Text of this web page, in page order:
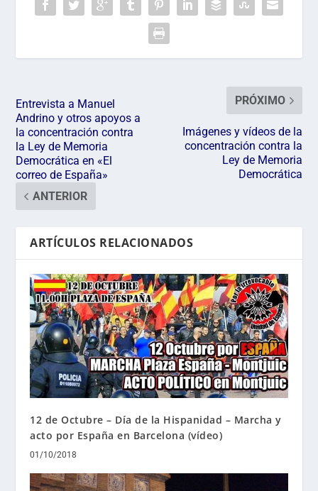
Entrevista a Manuel
Andrino y otros apoyos a
la concentración contra
la Ley de Memoria
Democrática en «El
correo de España»
ANTERIOR
PRÓXIMO
Imágenes y vídeos de la
concentración contra la
Ley de Memoria
Democrática
ARTÍCULOS RELACIONADOS
12 de Octubre – Día de la Hispanidad – Marcha y
acto por España en Barcelona (vídeo)
01/10/2018